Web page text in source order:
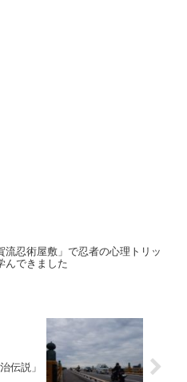
流忍術屋敷」で忍者の心理トリッ
んできました
伝説」